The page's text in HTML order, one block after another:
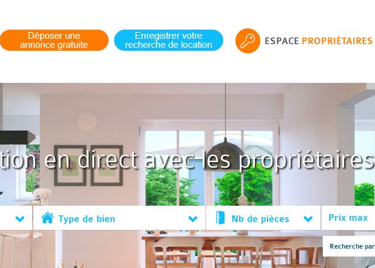
ESPACE PROPRIÉTAIRES
en direct avec les propriétaires
Type de bien Nb de pièces